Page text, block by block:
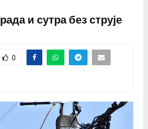
и сутра без струје
0